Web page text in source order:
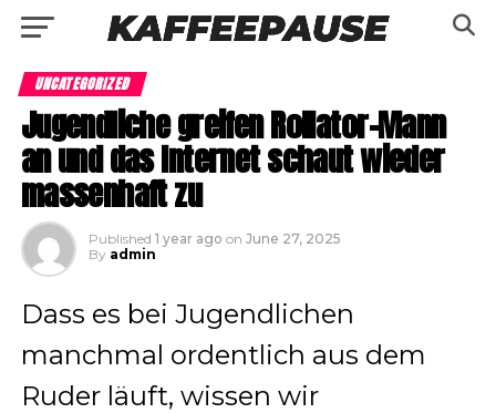
UNCATEGORIZED
Jugendliche greifen Rollator-Mann
an und das Internet schaut wieder
massenhaft zu
Published 1 year ago on June 27, 2025
By admin
Dass es bei Jugendlichen
manchmal ordentlich aus dem
Ruder läuft, wissen wir